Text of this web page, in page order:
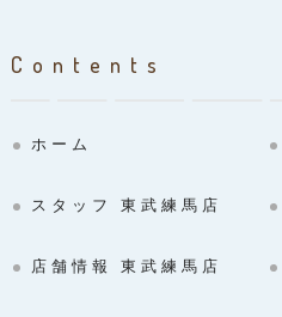
Contents
ホーム
スタッフ 東武練馬店
店舗情報 東武練馬店